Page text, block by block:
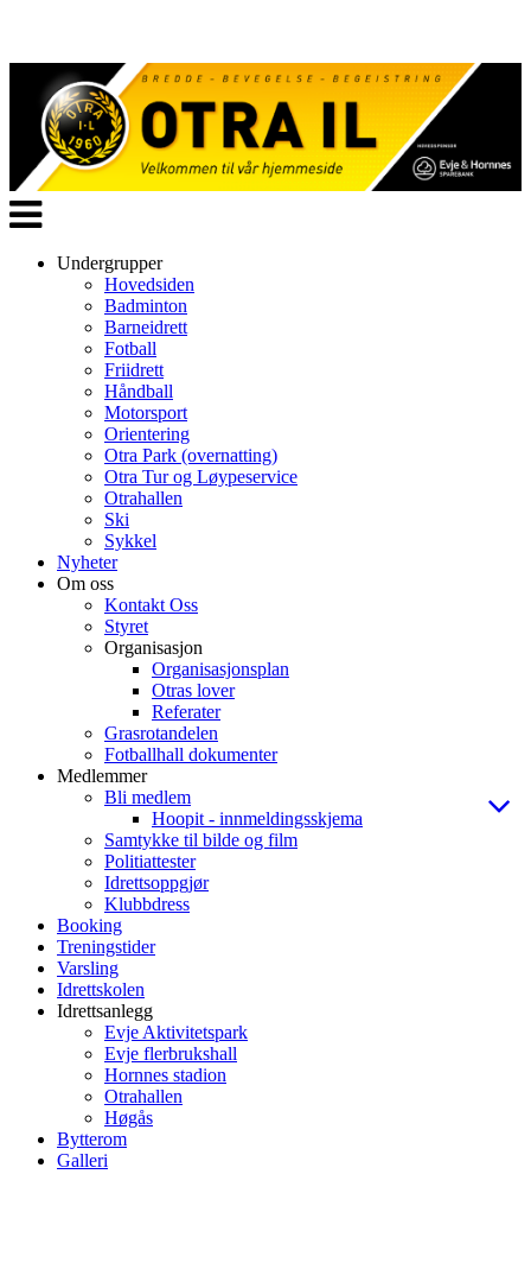
Veksle
navigasjon
Undergrupper
Hovedsiden
Badminton
Barneidrett
Fotball
Friidrett
Håndball
Motorsport
Orientering
Otra Park (overnatting)
Otra Tur og Løypeservice
Otrahallen
Ski
Sykkel
Nyheter
Om oss
Kontakt Oss
Styret
Organisasjon
Organisasjonsplan
Otras lover
Referater
Grasrotandelen
Fotballhall dokumenter
Medlemmer
Bli medlem
Hoopit - innmeldingsskjema
Samtykke til bilde og film
Politiattester
Idrettsoppgjør
Klubbdress
Booking
Treningstider
Varsling
Idrettskolen
Idrettsanlegg
Evje Aktivitetspark
Evje flerbrukshall
Hornnes stadion
Otrahallen
Høgås
Bytterom
Galleri